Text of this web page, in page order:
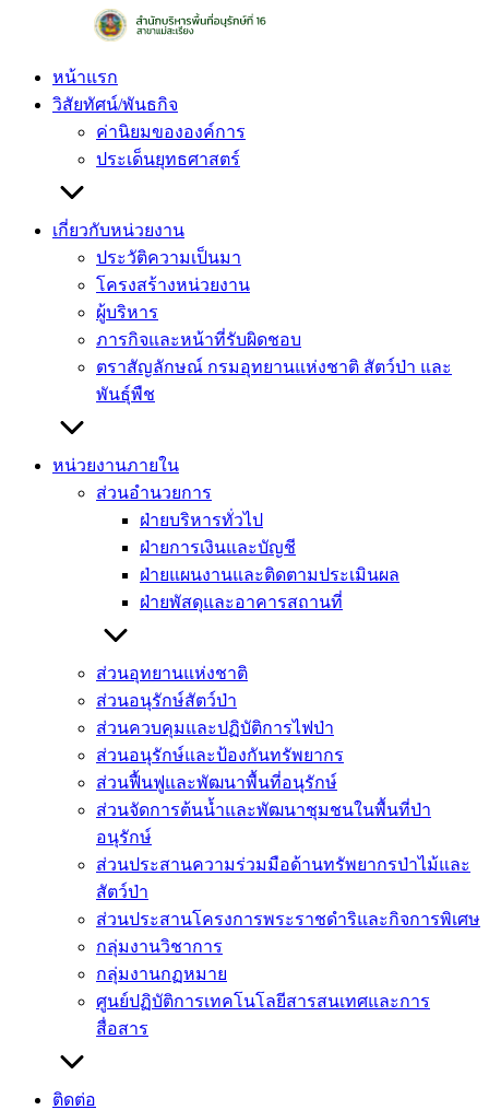
หน้าแรก
วิสัยทัศน์/พันธกิจ
ค่านิยมขององค์การ
ประเด็นยุทธศาสตร์
เกี่ยวกับหน่วยงาน
ประวัติความเป็นมา
โครงสร้างหน่วยงาน
ผู้บริหาร
ภารกิจและหน้าที่รับผิดชอบ
ตราสัญลักษณ์ กรมอุทยานแห่งชาติ สัตว์ป่า และ
พันธุ์พืช
หน่วยงานภายใน
ส่วนอำนวยการ
ฝ่ายบริหารทั่วไป
ฝ่ายการเงินและบัญชี
ฝ่ายแผนงานและติดตามประเมินผล
ฝ่ายพัสดุและอาคารสถานที่
ส่วนอุทยานแห่งชาติ
ส่วนอนุรักษ์สัตว์ป่า
ส่วนควบคุมและปฏิบัติการไฟป่า
ส่วนอนุรักษ์และป้องกันทรัพยากร
ส่วนฟื้นฟูและพัฒนาพื้นที่อนุรักษ์
ส่วนจัดการต้นน้ำและพัฒนาชุมชนในพื้นที่ป่า
อนุรักษ์
ส่วนประสานความร่วมมือด้านทรัพยากรป่าไม้และ
สัตว์ป่า
ส่วนประสานโครงการพระราชดำริและกิจการพิเศษ
กลุ่มงานวิชาการ
กลุ่มงานกฏหมาย
ศูนย์ปฏิบัติการเทคโนโลยีสารสนเทศและการ
สื่อสาร
ติดต่อ